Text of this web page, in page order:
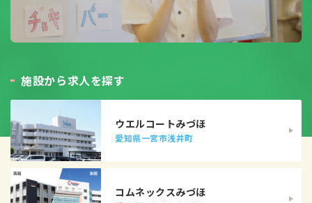
施設から求人を探す
ウエルコートみづほ
愛知県一宮市浅井町
コムネックスみづほ